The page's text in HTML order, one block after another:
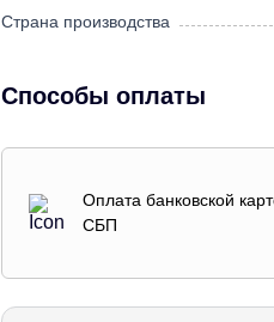
Страна производства
Способы оплаты
Оплата банковской
СБП